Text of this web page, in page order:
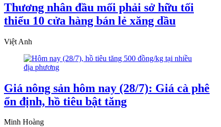
Thương nhân đầu mối phải sở hữu tối
thiểu 10 cửa hàng bán lẻ xăng dầu
Việt Anh
Giá nông sản hôm nay (28/7): Giá cà phê
ổn định, hồ tiêu bật tăng
Minh Hoàng